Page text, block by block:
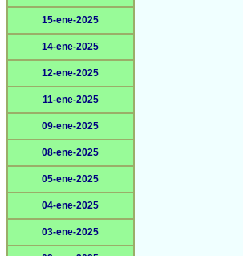
15-ene-2025
14-ene-2025
12-ene-2025
11-ene-2025
09-ene-2025
08-ene-2025
05-ene-2025
04-ene-2025
03-ene-2025